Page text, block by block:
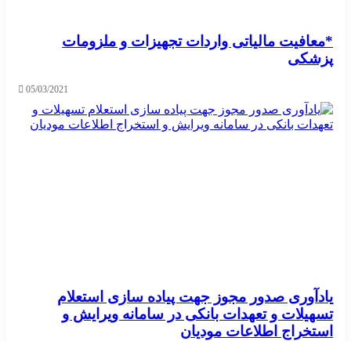
*معافیت مالیاتی واردات تجهیزات و ملزومات
پزشکی
05/03/2021
یادآوری صدور مجوز جهت پیاده سازی استعلام
تسهیلات و تعهدات بانکی در سامانه ویرایش و
استخراج اطلاعات مودیان